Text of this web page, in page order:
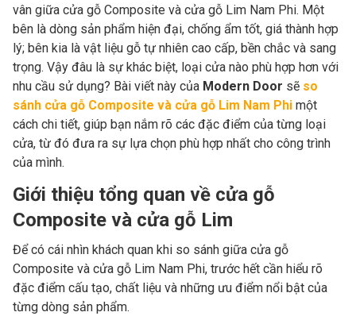
vân giữa cửa gỗ Composite và cửa gỗ Lim Nam Phi. Một
bên là dòng sản phẩm hiện đại, chống ẩm tốt, giá thành hợp
lý; bên kia là vật liệu gỗ tự nhiên cao cấp, bền chắc và sang
trọng. Vậy đâu là sự khác biệt, loại cửa nào phù hợp hơn với
nhu cầu sử dụng? Bài viết này của Modern Door sẽ so
sánh cửa gỗ Composite và cửa gỗ Lim Nam Phi một
cách chi tiết, giúp bạn nắm rõ các đặc điểm của từng loại
cửa, từ đó đưa ra sự lựa chọn phù hợp nhất cho công trình
của mình.
Giới thiệu tổng quan về cửa gỗ
Composite và cửa gỗ Lim
Để có cái nhìn khách quan khi so sánh giữa cửa gỗ
Composite và cửa gỗ Lim Nam Phi, trước hết cần hiểu rõ
đặc điểm cấu tạo, chất liệu và những ưu điểm nổi bật của
từng dòng sản phẩm.